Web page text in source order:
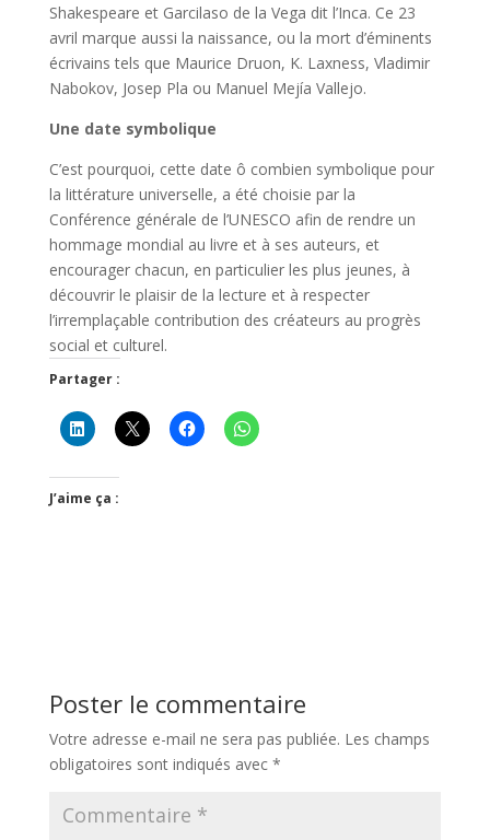
Shakespeare et Garcilaso de la Vega dit l’Inca. Ce 23
avril marque aussi la naissance, ou la mort d’éminents
écrivains tels que Maurice Druon, K. Laxness, Vladimir
Nabokov, Josep Pla ou Manuel Mejía Vallejo.
Une date symbolique
C’est pourquoi, cette date ô combien symbolique pour
la littérature universelle, a été choisie par la
Conférence générale de l’UNESCO afin de rendre un
hommage mondial au livre et à ses auteurs, et
encourager chacun, en particulier les plus jeunes, à
découvrir le plaisir de la lecture et à respecter
l’irremplaçable contribution des créateurs au progrès
social et culturel.
Partager :
J’aime ça :
Poster le commentaire
Votre adresse e-mail ne sera pas publiée. Les champs
obligatoires sont indiqués avec *